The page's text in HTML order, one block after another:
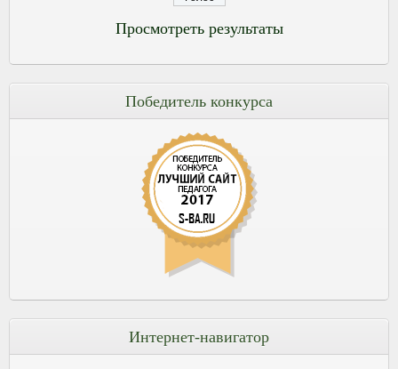
Просмотреть результаты
Победитель конкурса
Интернет-навигатор